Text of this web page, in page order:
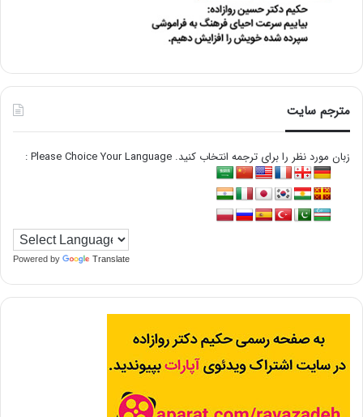
مترجم سایت
زبان مورد نظر را برای ترجمه انتخاب کنید. Please Choice Your Language :
Powered by Translate